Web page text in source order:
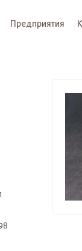
Предприятия